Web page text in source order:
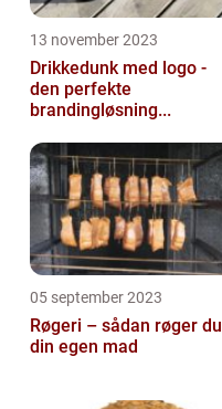
13 november 2023
Drikkedunk med logo -
den perfekte
brandingløsning...
05 september 2023
Røgeri – sådan røger du
din egen mad